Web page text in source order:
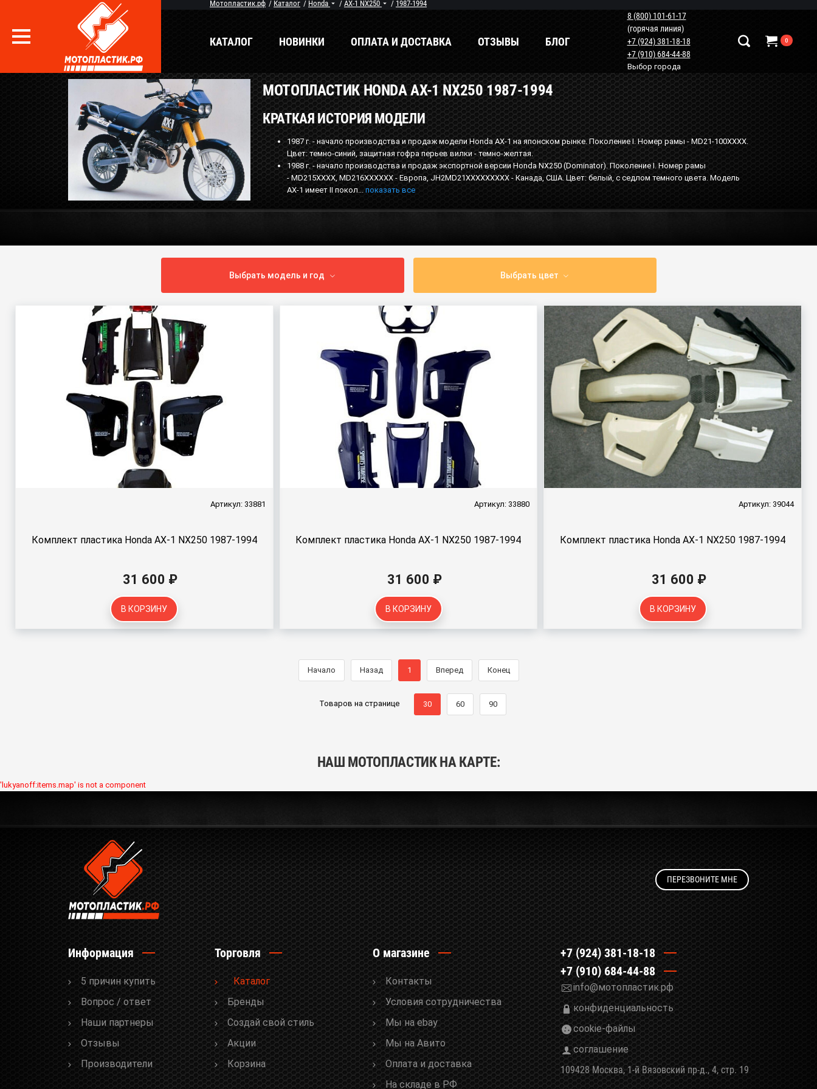
Вопрос / Ответ Бренды
О Магазине
Мы в соцсетях
Наши контакты
+7 (924) 381-18-18
+7 (910) 684-44-88
info@мотопластик.рф
КАТАЛОГ НОВИНКИ ОПЛАТА И ДОСТАВКА ОТЗЫВЫ БЛОГ
8 (800) 101-61-17
(горячая линия)
+7 (924) 381-18-18
+7 (910) 684-44-88
Выбор города
0
Мотопластик.рф / Каталог / Honda / AX-1 NX250 / 1987-1994
МОТОПЛАСТИК HONDA AX-1 NX250 1987-1994
КРАТКАЯ ИСТОРИЯ МОДЕЛИ
1987 г. - начало производства и продаж модели Honda AX-1 на японском рынке. Поколение I. Номер рамы - MD21-100XXXX.
Цвет: темно-синий, защитная гофра перьев вилки - темно-желтая.
1988 г. - начало производства и продаж экспортной версии Honda NX250 (Dominator). Поколение I. Номер рамы
- MD215XXXX, MD216XXXXXX - Европа, JH2MD21XXXXXXXXX - Канада, США. Цвет: белый, с седлом темного цвета. Модель
AX-1 имеет II покол... показать все
Выбрать модель и год Выбрать цвет
Артикул: 33881
Комплект пластика Honda AX-1 NX250 1987-1994
31 600 ₽
В КОРЗИНУ
Артикул: 33880
Комплект пластика Honda AX-1 NX250 1987-1994
31 600 ₽
В КОРЗИНУ
Артикул: 39044
Комплект пластика Honda AX-1 NX250 1987-1994
31 600 ₽
В КОРЗИНУ
Начало Назад 1 Вперед Конец
Товаров на странице 30 60 90
НАШ МОТОПЛАСТИК НА КАРТЕ:
'lukyanoff:items.map' is not a component
ПЕРЕЗВОНИТЕ МНЕ
Информация
5 причин купить
Вопрос / ответ
Наши партнеры
Отзывы
Производители
Торговля
Каталог
Бренды
Cоздай свой стиль
Акции
Корзина
О магазине
Контакты
Условия сотрудничества
Мы на ebay
Мы на Авито
Оплата и доставка
На складе в РФ
+7 (924) 381-18-18
+7 (910) 684-44-88
info@мотопластик.рф
конфиденциальность
cookie-файлы
соглашение
109428 Москва, 1-й Вязовский пр-д., 4, стр. 19